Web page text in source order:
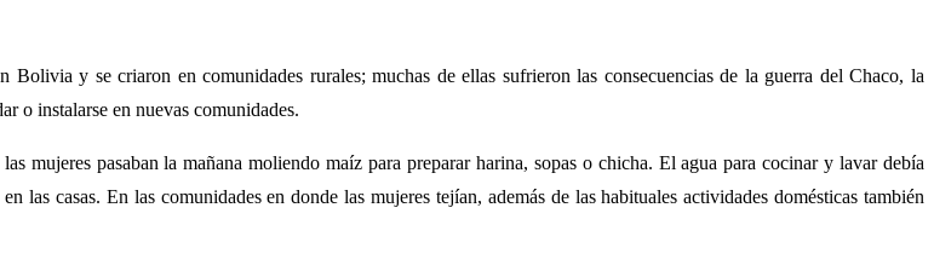
y se criaron en comunidades rurales; muchas de ellas sufrieron las consecuencias de la guerra del Chaco, la
o instalarse en nuevas comunidades.
mujeres pasaban la mañana moliendo maíz para preparar harina, sopas o chicha. El agua para cocinar y lavar debía
las casas. En las comunidades en donde las mujeres tejían, además de las habituales actividades domésticas también